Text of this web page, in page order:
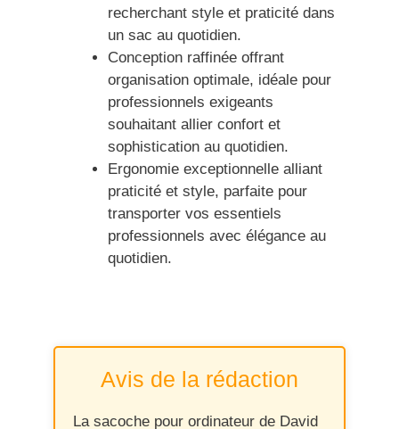
recherchant style et praticité dans
un sac au quotidien.
Conception raffinée offrant
organisation optimale, idéale pour
professionnels exigeants
souhaitant allier confort et
sophistication au quotidien.
Ergonomie exceptionnelle alliant
praticité et style, parfaite pour
transporter vos essentiels
professionnels avec élégance au
quotidien.
Avis de la rédaction
La sacoche pour ordinateur de David